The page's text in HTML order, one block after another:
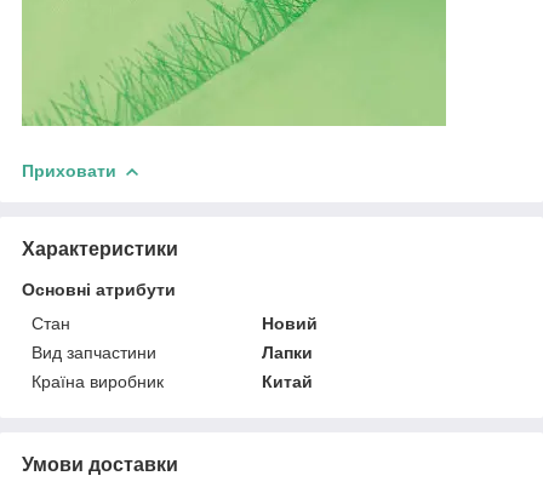
Приховати
Характеристики
Основні атрибути
Стан
Новий
Вид запчастини
Лапки
Країна виробник
Китай
Умови доставки